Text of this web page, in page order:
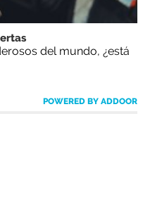
del mundo, ¿está
POWERED BY ADDOOR